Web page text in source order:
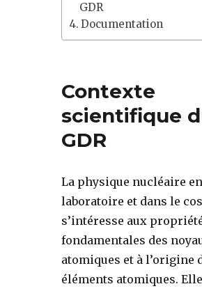
GDR
Documentation
Contexte
scientifique
GDR
La physique nucléaire en
laboratoire et dans le
s’intéresse aux
fondamentales des
atomiques et à l’origine
éléments atomiques.